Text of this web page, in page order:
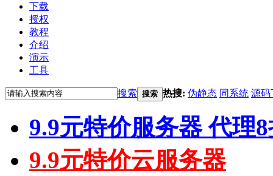
下载
授权
教程
介绍
演示
工具
搜索 搜索 热搜: 伪静态 同系统 源码
9.9元特价服务器 代理
9.9元特价云服务器